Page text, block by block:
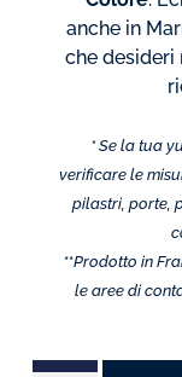
anche in
che desideri
* Se la tua
verificare le
pilastri, porte,
**Prodotto in
le aree di